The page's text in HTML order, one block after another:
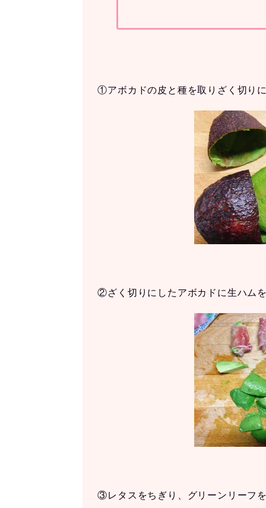
①アボカドの皮と種を取りざく切り
②ざく切りにしたアボカドに生ハム
③レタスをちぎり、グリーンリーフ